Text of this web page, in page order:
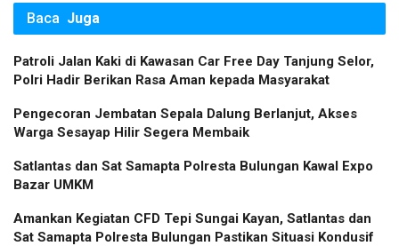
Baca Juga
Patroli Jalan Kaki di Kawasan Car Free Day Tanjung Selor,
Polri Hadir Berikan Rasa Aman kepada Masyarakat
Pengecoran Jembatan Sepala Dalung Berlanjut, Akses
Warga Sesayap Hilir Segera Membaik
Satlantas dan Sat Samapta Polresta Bulungan Kawal Expo
Bazar UMKM
Amankan Kegiatan CFD Tepi Sungai Kayan, Satlantas dan
Sat Samapta Polresta Bulungan Pastikan Situasi Kondusif